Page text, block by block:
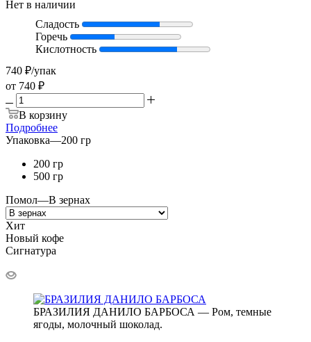
Нет в наличии
Сладость
Горечь
Кислотность
740 ₽/упак
от 740 ₽
В корзину
Подробнее
Упаковка—200 гр
200 гр
500 гр
Помол—В зернах
Хит
Новый кофе
Сигнатура
БРАЗИЛИЯ ДАНИЛО БАРБОСА — Ром, темные
ягоды, молочный шоколад.